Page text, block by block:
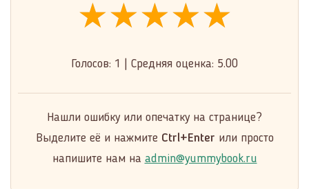
★★★★★
★★★★★
★★★★★
Голосов: 1 Средняя оценка: 5.00
Нашли ошибку или опечатку на странице?
Выделите её и нажмите Ctrl+Enter или просто
напишите нам на admin@yummybook.ru